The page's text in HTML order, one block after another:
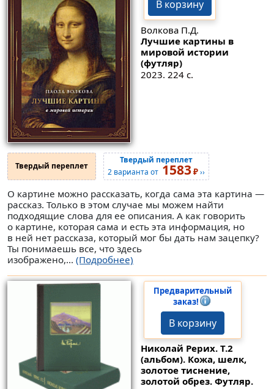
В корзину
Волкова П.Д.
Лучшие картины в
мировой истории
(футляр)
2023. 224 с.
Твердый переплет
Твердый переплет
2 варианта от 1583₽››
О картине можно рассказать, когда сама эта картина —
рассказ. Только в этом случае мы можем найти
подходящие слова для ее описания. А как говорить
о картине, которая сама и есть эта информация, но
в ней нет рассказа, который мог бы дать нам зацепку?
Ты понимаешь все, что здесь
изображено,... (Подробнее)
Предварительный
заказ!
В корзину
Николай Рерих. Т.2
(альбом). Кожа, шелк,
золотое тиснение,
золотой обрез. Футляр.